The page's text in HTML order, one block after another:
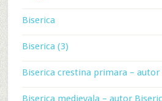
Biserica
Biserica (3)
Biserica crestina primara – autor
Biserica medievala – autor